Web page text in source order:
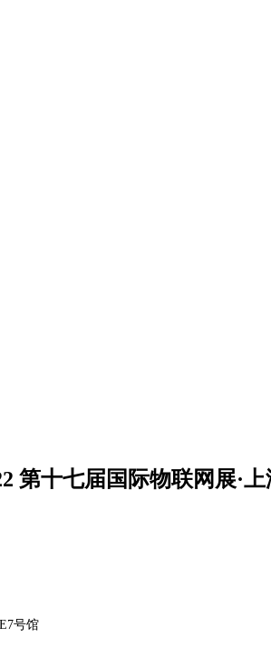
第十七届国际物联网展·
号馆